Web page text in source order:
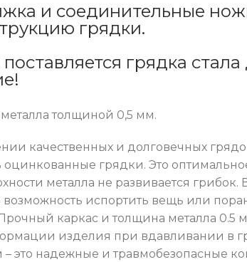
и соединительные
грядки.
грядка
толщиной 0,5 мм.
качественных и долговечных
грядки. Это
металла не развивается грибок.
испортить вещь или
каркас и толщина металла 0.5
изделия при вдавливании в
это надежные и травмобезопасные